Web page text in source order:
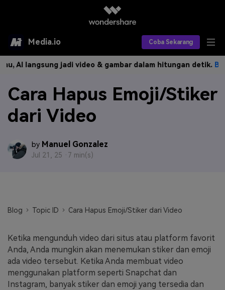
Media.io Coba Sekarang
Alat AI
AI Video
AI Gambar
Produk AI
Asisten Video AI
Editor Gambar AI
Efek AI
Efek Video
FAQs Hubungi Kami
Tips & Tutorial AI
Harga
Masuk
Berkreasi dengan AI
langsung jadi video & gambar dalam hitungan detik.Buat
Cara Hapus Emoji/Stiker
dari Video
by Manuel Gonzalez
Jul 21, 25 · 7 min(s)
Blog Topic ID Cara Hapus Emoji/Stiker dari Video
Ketika mengunduh video dari situs atau platform favorit
Anda, Anda mungkin akan menemukan stiker dan emoji
ada video tersebut. Ketika Anda membuat video
menggunakan platform seperti Snapchat dan
Instagram, banyak stiker dan emoji yang tersedia dan